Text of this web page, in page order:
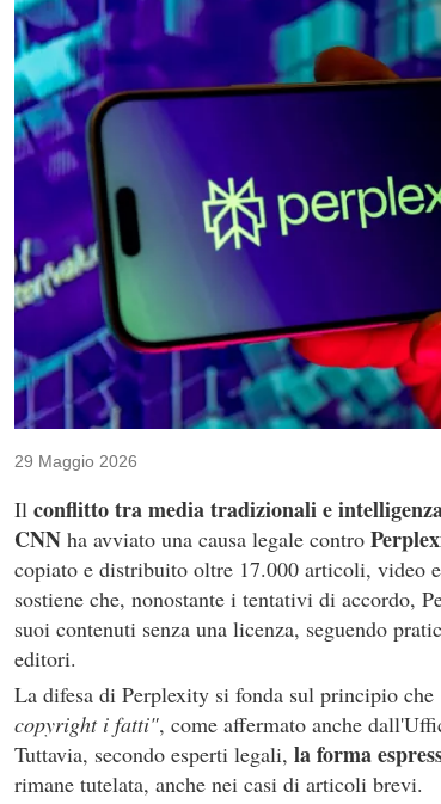
29 Maggio 2026
Il conflitto tra media tradizionali e
CNN ha avviato una causa legale contro
copiato e distribuito oltre 17.000 articoli, video
sostiene che, nonostante i tentativi di accordo,
suoi contenuti senza una licenza, seguendo
editori.
La difesa di Perplexity si fonda sul principio che
copyright i fatti", come affermato anche
Tuttavia, secondo esperti legali, la forma
rimane tutelata, anche nei casi di articoli brevi.